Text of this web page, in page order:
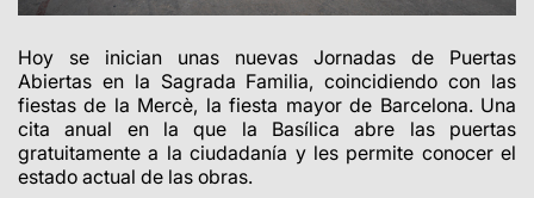
Hoy se inician unas nuevas Jornadas de Puertas
Abiertas en la Sagrada Familia, coincidiendo con las
fiestas de la Mercè, la fiesta mayor de Barcelona. Una
cita anual en la que la Basílica abre las puertas
gratuitamente a la ciudadanía y les permite conocer el
estado actual de las obras.